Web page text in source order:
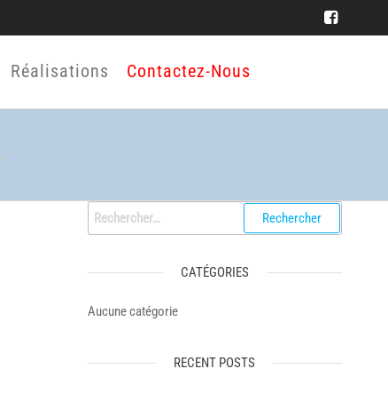
Réalisations Contactez-Nous
Rechercher :
CATÉGORIES
Aucune catégorie
RECENT POSTS